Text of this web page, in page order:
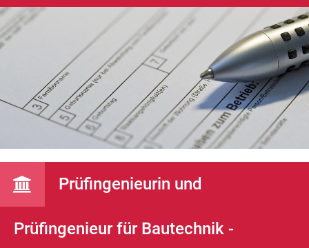
Prüfingenieurin und
Prüfingenieur für Bautechnik -